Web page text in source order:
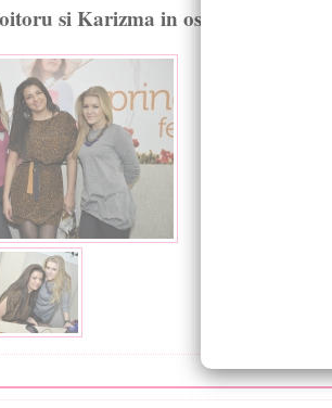
si Karizma in ospetie la